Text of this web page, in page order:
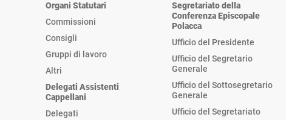
Organi Statutari
Commissioni
Consigli
Gruppi di lavoro
Altri
Delegati Assistenti
Cappellani
Delegati
Segretariato della
Conferenza Episcopale
Polacca
Ufficio del Presidente
Ufficio del Segretario
Generale
Ufficio del Sottosegretario
Generale
Ufficio del Segretariato